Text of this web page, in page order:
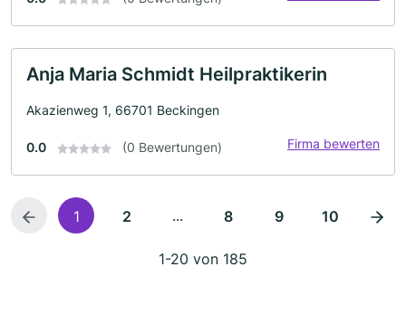
Anja Maria Schmidt Heilpraktikerin
Akazienweg 1, 66701 Beckingen
0.0 (0 Bewertungen) Firma bewerten
1 2 ... 8 9 10
1-20 von 185